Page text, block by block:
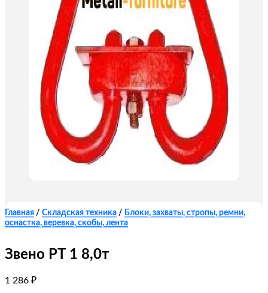
Главная / Складская техника / Блоки, захваты, стропы, ремни,
оснастка, веревка, скобы, лента
Звено РТ 1 8,0т
1 286 ₽